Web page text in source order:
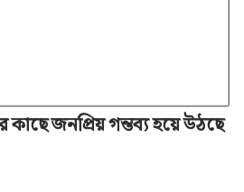
কাছে জনপ্রিয় গন্তব্য হয়ে উঠছে